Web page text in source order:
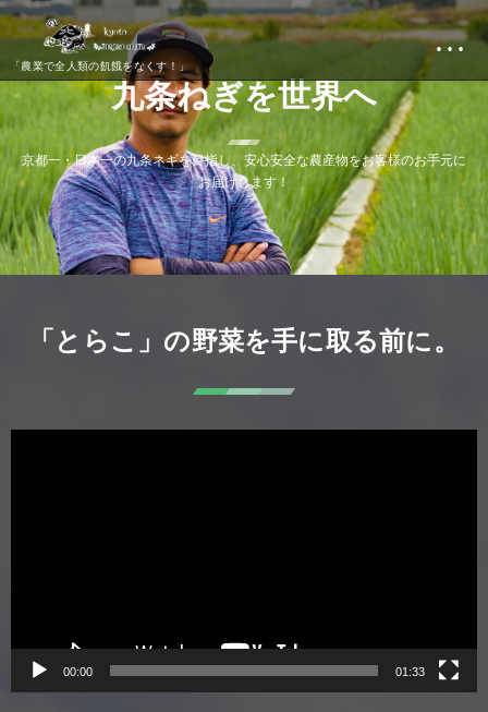
「農業で全人類の飢餓をなくす！」
…
九条ねぎを世界へ
京都一・日本一の九条ネギを目指し 、安心安全な農産物をお客様のお手元に
お届け しま す！
「とらこ」の野菜を手に取る前に。
00:00 01:33